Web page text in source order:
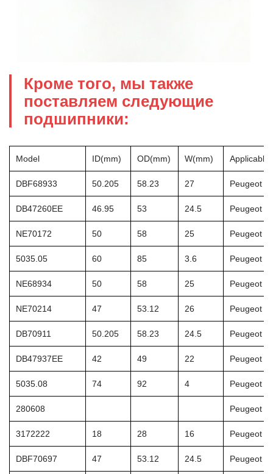
Кроме того, мы также
поставляем следующие
подшипники:
Model ID(mm) OD(mm) W(mm)
DBF68933 50.205 58.23 27 Peugeot
DB47260EE 46.95 53 24.5 Peugeot
NE70172 50 58 25 Peugeot
5035.05 60 85 3.6 Peugeot
NE68934 50 58 25 Peugeot
NE70214 47 53.12 26 Peugeot
DB70911 50.205 58.23 24.5 Peugeot
DB47937EE 42 49 22 Peugeot
5035.08 74 92 4 Peugeot
280608 Peugeot
3172222 18 28 16 Peugeot
DBF70697 47 53.12 24.5 Peugeot